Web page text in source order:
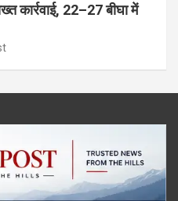
कार्रवाई, 22–27 बीघा में